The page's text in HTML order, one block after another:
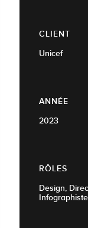
CLIENT
Unicef
ANNÉE
2023
RÔLES
Design,